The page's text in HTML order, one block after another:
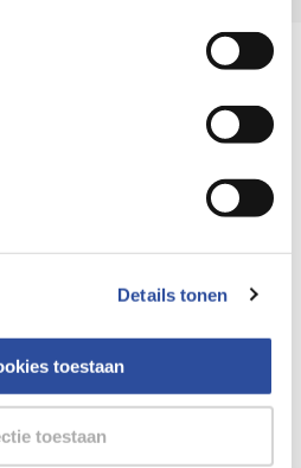
in de
Privacyverklaring
Details tonen
toestaan
toestaan
medicijnen
⁠ook online.
bij de hand
⁠bij AlleFolders.